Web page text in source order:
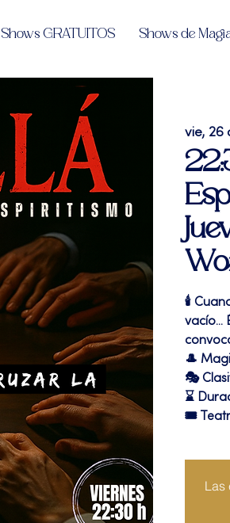
Shows GRATUITOS Shows de
vie, 26
🕯️
vacío...
🎩
🎭
⌛
🎟
Las